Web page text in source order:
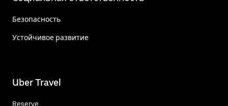
Безопасность
Устойчивое развитие
Uber Travel
Reserve